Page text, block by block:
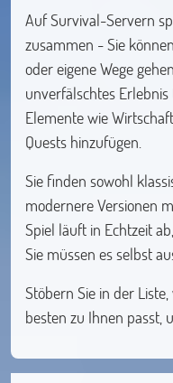
Auf Survival-Servern
zusammen - Sie
oder eigene Wege
unverfälschtes
Elemente wie
Quests hinzufügen.
Sie finden sowohl
modernere Versionen
Spiel läuft in Echtzeit
Sie müssen es selbst
Stöbern Sie in der
besten zu Ihnen passt,